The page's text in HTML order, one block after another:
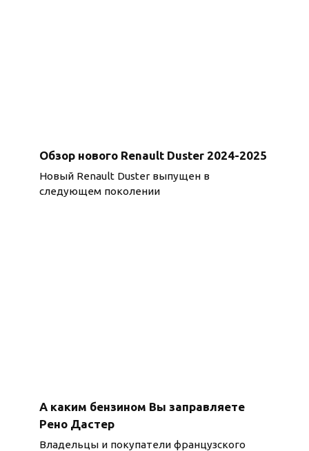
Обзор нового Renault Duster 2024-2025
Новый Renault Duster выпущен в
следующем поколении
А каким бензином Вы заправляете
Рено Дастер
Владельцы и покупатели французского